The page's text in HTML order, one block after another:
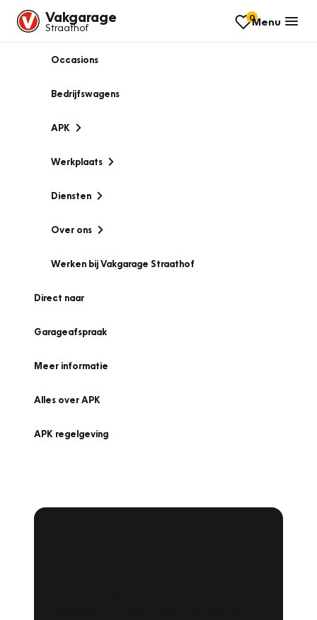
Vakgarage
Straathof
0Menu
Occasions
Bedrijfswagens
APK
Werkplaats
Diensten
Over ons
Werken bij Vakgarage Straathof
Direct naar
Garageafspraak
Meer informatie
Alles over APK
APK regelgeving